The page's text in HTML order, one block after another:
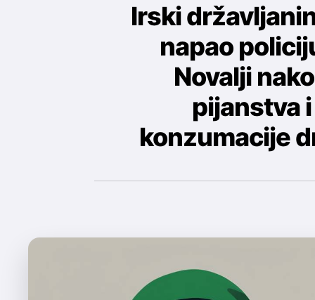
Irski
napao
Novalji
pijanstva i
konzumacije